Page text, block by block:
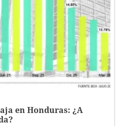
en Honduras: ¿A